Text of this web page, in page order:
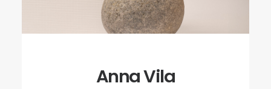
Anna Vila